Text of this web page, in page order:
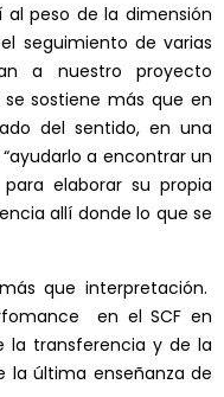
peso de la dimensión
seguimiento de varias
a nuestro proyecto
sostiene más que en
del sentido, en una
a encontrar un
elaborar su propia
allí donde lo que se
que interpretación.
en el SCF en
la transferencia y de la
la última enseñanza de